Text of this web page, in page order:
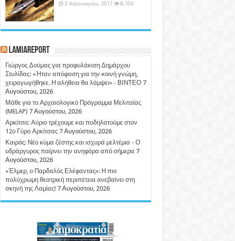
2 Φεβρουαρίου, 2017 8,106
LamiaReport
Γιώργος Δούμας για προφυλάκιση Δημάρχου
Στυλίδας: «Ήταν απόφαση για την κοινή γνώμη,
χειραγωγήθηκε. Η αλήθεια θα λάμψει» - ΒΙΝΤΕΟ 7
Αυγούστου, 2026
Μάθε για το Αρχαιολογικό Πρόγραμμα Μελιταίας
(MELAP) 7 Αυγούστου, 2026
Αρκίτσα: Αύριο τρέχουμε και ποδηλατούμε στον
12ο Γύρο Αρκίτσας 7 Αυγούστου, 2026
Καιρός: Νέο κύμα ζέστης και ισχυρά μελτέμια - Ο
υδράργυρος παίρνει την ανηφόρα από σήμερα 7
Αυγούστου, 2026
«Έλμερ, ο Παρδαλός Ελέφαντας»: Η πιο
πολύχρωμη θεατρική περιπέτεια ανεβαίνει στη
σκηνή της Λαμίας! 7 Αυγούστου, 2026